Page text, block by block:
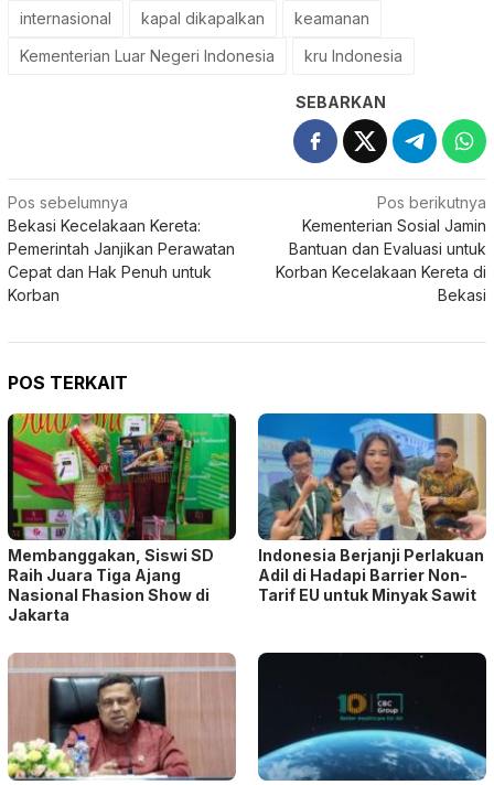
internasional kapal dikapalkan
keamanan
Kementerian Luar Negeri Indonesia
kru Indonesia
SEBARKAN
Navigasi
pos
Pos sebelumnya
Bekasi Kecelakaan Kereta:
Pemerintah Janjikan Perawatan
Cepat dan Hak Penuh untuk
Korban
Pos berikutnya
Kementerian Sosial Jamin
Bantuan dan Evaluasi untuk
Korban Kecelakaan Kereta di
Bekasi
POS TERKAIT
Membanggakan, Siswi SD
Raih Juara Tiga Ajang
Nasional Fhasion Show di
Jakarta
Indonesia Berjanji Perlakuan
Adil di Hadapi Barrier Non-
Tarif EU untuk Minyak Sawit